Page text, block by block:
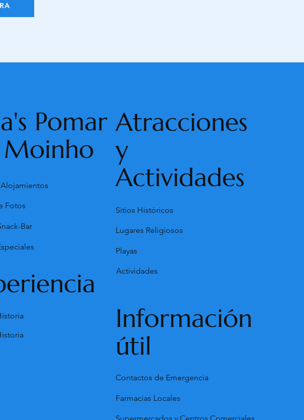
Pomar
Fotos
Bar
Atracciones
y
Actividades
Sitios Históricos
Lugares Religiosos
Playas
Actividades
Información
útil
Contactos de Emergencia
Farmacias Locales